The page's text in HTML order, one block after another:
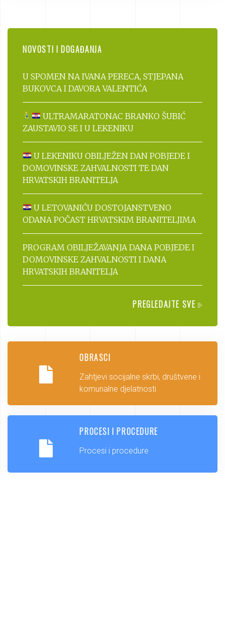
NOVOSTI I DOGAĐANJA
U SPOMEN NA IVANA PERECA, STJEPANA
BUKOVCA I DAVORA VALENTIĆA
ULTRAMARATONAC BRANKO ŠUBIĆ
ZAUSTAVIO SE I U LEKENIKU
U LEKENIKU OBILJEŽEN DAN POBJEDE I
DOMOVINSKE ZAHVALNOSTI TE DAN
HRVATSKIH BRANITELJA
U LETOVANIĆU DOSTOJANSTVENO
ODANA POČAST HRVATSKIM BRANITELJIMA
PROGRAM OBILJEŽAVANJA DANA POBJEDE I
DOMOVINSKE ZAHVALNOSTI I DANA
HRVATSKIH BRANITELJA
PREGLEDAJTE SVE
OBRASCI
Zahtjevi socijalne skrbi, društvene i
komunalne djelatnosti
PROCESI I PROCEDURE
Procesi i procedure